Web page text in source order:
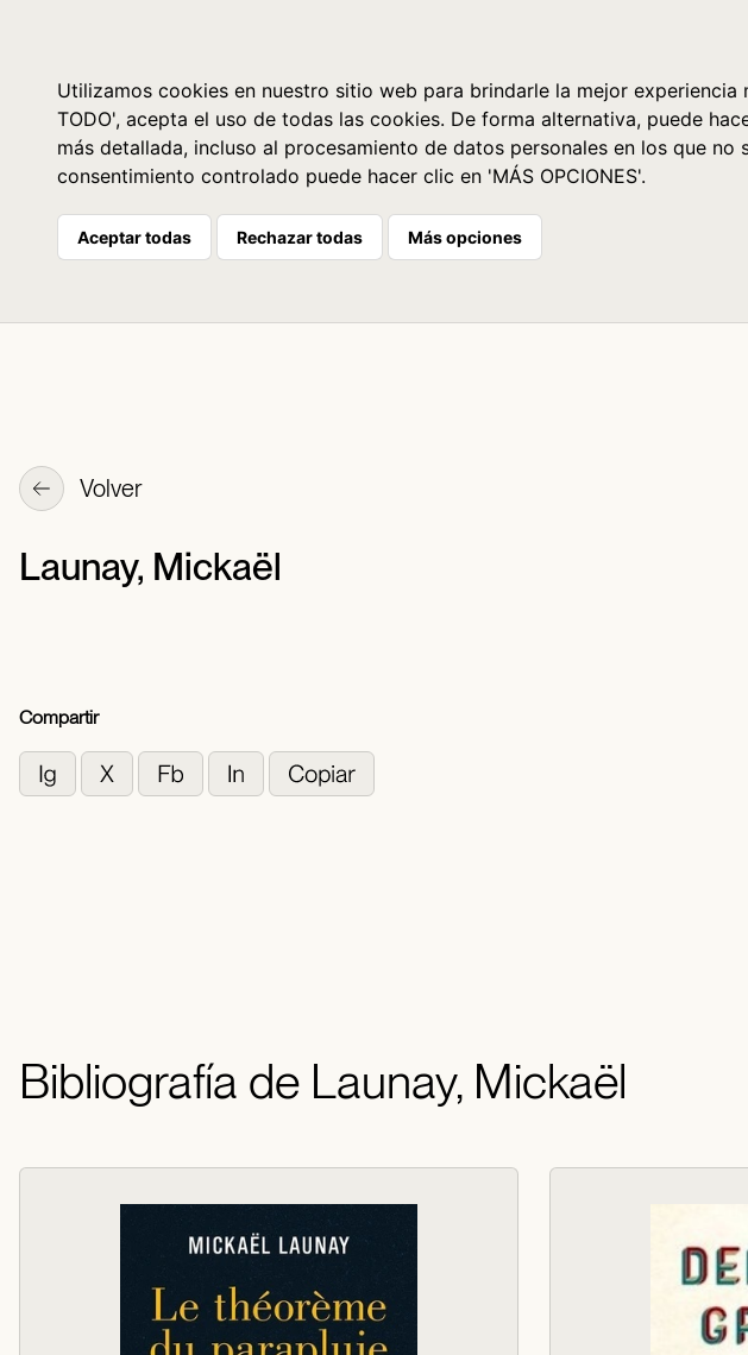
Utilizamos cookies en nuestro sitio web para brindarle la mejor
TODO', acepta el uso de todas las cookies. De forma alternativa, puede
más detallada, incluso al procesamiento de datos personales en los que
consentimiento controlado puede hacer clic en 'MÁS OPCIONES'.
Aceptar todas Rechazar todas Más opciones
Volver
Launay, Mickaël
Compartir
Bibliografía de Launay, Mickaël